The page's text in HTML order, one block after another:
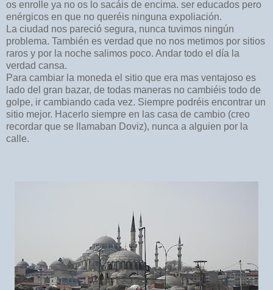
os enrolle ya no os lo sacáis de encima. ser educados pero
enérgicos en que no queréis ninguna expoliación.
La ciudad nos pareció segura, nunca tuvimos ningún
problema. También es verdad que no nos metimos por sitios
raros y por la noche salimos poco. Andar todo el día la
verdad cansa.
Para cambiar la moneda el sitio que era mas ventajoso es
lado del gran bazar, de todas maneras no cambiéis todo de
golpe, ir cambiando cada vez. Siempre podréis encontrar un
sitio mejor. Hacerlo siempre en las casa de cambio (creo
recordar que se llamaban Doviz), nunca a alguien por la
calle.